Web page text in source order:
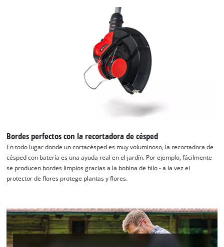
¡Necesitamos su consentimiento para
cargar el servicio Google Maps!
This content is not permitted to load due
to trackers that are not disclosed to the
visitor. The website owner needs to setup
the site with their CMP to add this content
to the list of technologies used.
Bordes perfectos con la recortadora de césped
En todo lugar donde un cortacésped es muy voluminoso, la recortadora de
césped con batería es una ayuda real en el jardín. Por ejemplo, fácilmente
se producen bordes limpios gracias a la bobina de hilo - a la vez el
protector de flores protege plantas y flores.